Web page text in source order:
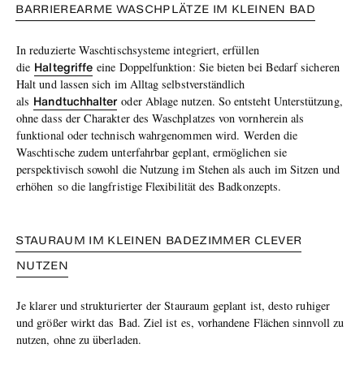
BARRIEREARME WASCHPLÄTZE IM KLEINEN BAD
In reduzierte Waschtischsysteme integriert, erfüllen
die Haltegriffe eine Doppelfunktion: Sie bieten bei Bedarf sicheren
Halt und lassen sich im Alltag selbstverständlich
als Handtuchhalter oder Ablage nutzen. So entsteht Unterstützung,
ohne dass der Charakter des Waschplatzes von vornherein als
funktional oder technisch wahrgenommen wird. Werden die
Waschtische zudem unterfahrbar geplant, ermöglichen sie
perspektivisch sowohl die Nutzung im Stehen als auch im Sitzen und
erhöhen so die langfristige Flexibilität des Badkonzepts.
STAURAUM IM KLEINEN BADEZIMMER CLEVER
NUTZEN
Je klarer und strukturierterder Stauraumgeplant ist, desto ruhiger
und größer wirkt das Bad. Ziel ist es, vorhandene Flächen sinnvoll zu
nutzen, ohne zu überladen.